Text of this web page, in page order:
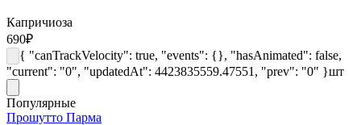
Капричиоза
690₽
{ "canTrackVelocity": true, "events": {}, "hasAnimated": false,
"current": "0", "updatedAt": 4423835559.47551, "prev": "0" }шт
Популярные
Прошутто Парма